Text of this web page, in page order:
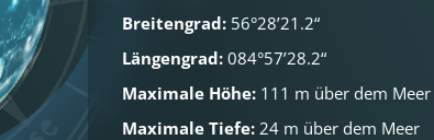
Breitengrad: 56°28’21.2“
Längengrad: 084°57’28.2“
Maximale Höhe: 111 m über dem Meer
Maximale Tiefe: 24 m über dem Meer